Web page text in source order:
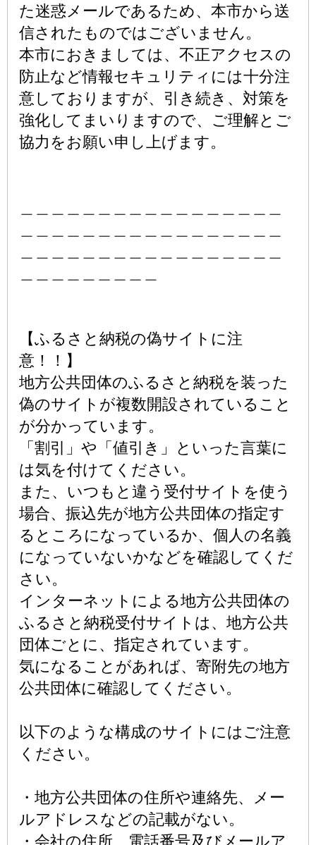
た迷惑メールであるため、本市から送
信されたものではございません。
本市におきましては、不正アクセスの
防止など情報セキュリティには十分注
意しておりますが、引き続き、対策を
強化してまいりますので、ご理解とご
協力をお願い申し上げます。
【ふるさと納税の偽サイトに注
意！！】
地方公共団体のふるさと納税を装った
偽のサイトが複数開設されていること
が分かっています。
「割引」や「値引き」といった言葉に
は気を付けてください。
また、いつもと違う受付サイトを使う
場合、振込先が地方公共団体の指定す
るところになっているか、個人の名義
になっていないかなどを確認してくだ
さい。
インターネットによる地方公共団体の
ふるさと納税受付サイトは、地方公共
団体ごとに、指定されています。
気になることがあれば、寄附先の地方
公共団体に確認してください。
以下のような構成のサイトにはご注意
ください。
・地方公共団体の住所や連絡先、メー
ルアドレスなどの記載がない。
・会社の住所、電話番号及びメールア